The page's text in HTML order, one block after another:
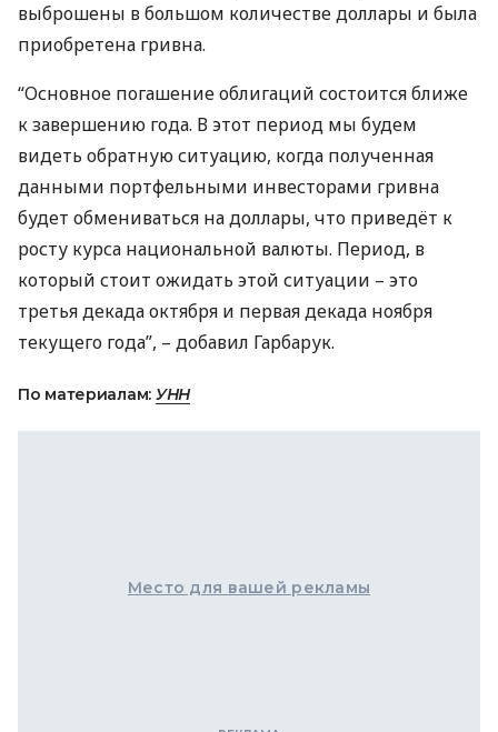
выброшены в большом количестве доллары и была
приобретена гривна.
“Основное погашение облигаций состоится ближе
к завершению года. В этот период мы будем
видеть обратную ситуацию, когда полученная
данными портфельными инвесторами гривна
будет обмениваться на доллары, что приведёт к
росту курса национальной валюты. Период, в
который стоит ожидать этой ситуации – это
третья декада октября и первая декада ноября
текущего года”, – добавил Гарбарук.
По материалам: УНН
Место для вашей рекламы